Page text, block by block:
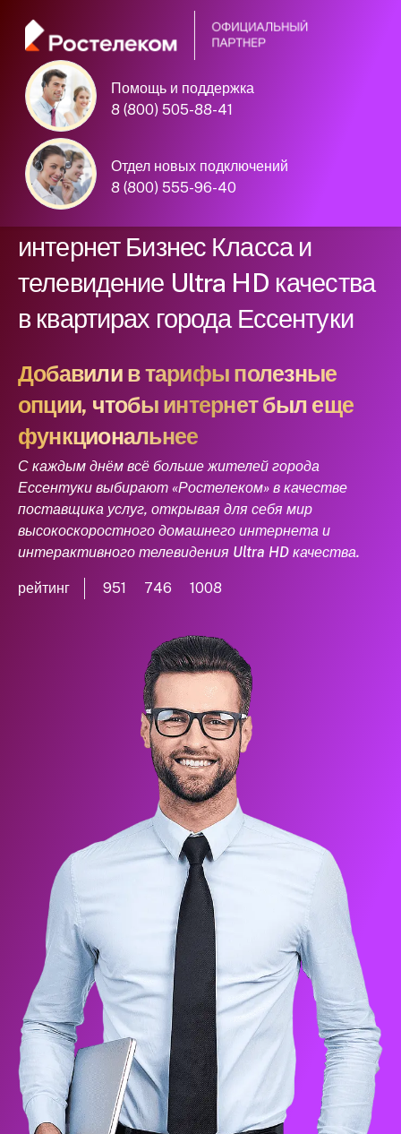
Помощь и поддержка
8 (800) 505-88-41
Отдел новых подключений
8 (800) 555-96-40
Официальный
партнер Ростелеком
Подключили новый домашний
интернет Бизнес Класса и
телевидение Ultra HD качества
в квартирах города Ессентуки
Добавили в тарифы полезные
опции, чтобы интернет был еще
функциональнее
С каждым днём всё больше жителей города
Ессентуки выбирают «Ростелеком» в качестве
поставщика услуг, открывая для себя мир
высокоскоростного домашнего интернета и
интерактивного телевидения Ultra HD качества.
рейтинг 951 746 1008